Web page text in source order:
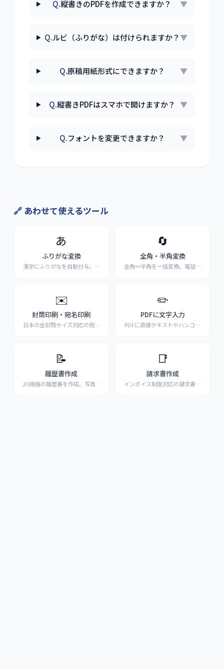
Q.縦書きのPDFを作成できますか？ ▼
Q.ルビ（ふりがな）は付けられますか？ ▼
Q.原稿用紙形式にできますか？ ▼
Q.縦書きPDFはスマホで開けますか？ ▼
Q.フォントを変更できますか？ ▼
🔗 あわせて使えるツール
あ
ふりがな変換
漢字にふりがなを自動付与。ひ
🔄
全角・半角変換
全角↔半角を一括変換。電話番
✉️
封筒印刷・宛名印刷
日本の全封筒サイズ対応の宛名
✏️
PDFに文字入力
PDFに直接テキストやハンコを
📝
履歴書作成
JIS規格の履歴書を作成。写真貼
📑
請求書作成
インボイス制度対応の請求書を